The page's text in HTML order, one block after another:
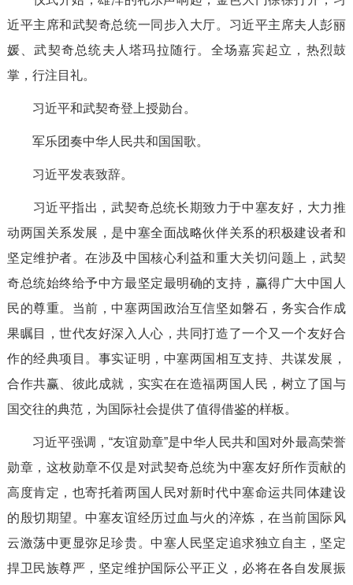
近平主席和武契奇总统一同步入大厅。习近平主席夫人彭丽
媛、武契奇总统夫人塔玛拉随行。全场嘉宾起立，热烈鼓
掌，行注目礼。
习近平和武契奇登上授勋台。
军乐团奏中华人民共和国国歌。
习近平发表致辞。
习近平指出，武契奇总统长期致力于中塞友好，大力推
动两国关系发展，是中塞全面战略伙伴关系的积极建设者和
坚定维护者。在涉及中国核心利益和重大关切问题上，武契
奇总统始终给予中方最坚定最明确的支持，赢得广大中国人
民的尊重。当前，中塞两国政治互信坚如磐石，务实合作成
果瞩目，世代友好深入人心，共同打造了一个又一个友好合
作的经典项目。事实证明，中塞两国相互支持、共谋发展，
合作共赢、彼此成就，实实在在造福两国人民，树立了国与
国交往的典范，为国际社会提供了值得借鉴的样板。
习近平强调，“友谊勋章”是中华人民共和国对外最高荣誉
勋章，这枚勋章不仅是对武契奇总统为中塞友好所作贡献的
高度肯定，也寄托着两国人民对新时代中塞命运共同体建设
的殷切期望。中塞友谊经历过血与火的淬炼，在当前国际风
云激荡中更显弥足珍贵。中塞人民坚定追求独立自主，坚定
捍卫民族尊严，坚定维护国际公平正义，必将在各自发展振